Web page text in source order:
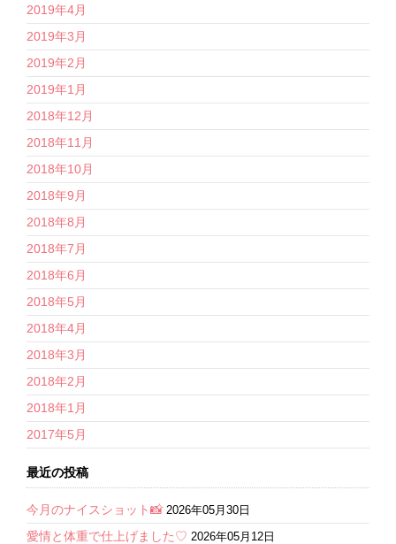
2019年4月
2019年3月
2019年2月
2019年1月
2018年12月
2018年11月
2018年10月
2018年9月
2018年8月
2018年7月
2018年6月
2018年5月
2018年4月
2018年3月
2018年2月
2018年1月
2017年5月
最近の投稿
今月のナイスショット📸 2026年05月30日
愛情と体重で仕上げました♡ 2026年05月12日